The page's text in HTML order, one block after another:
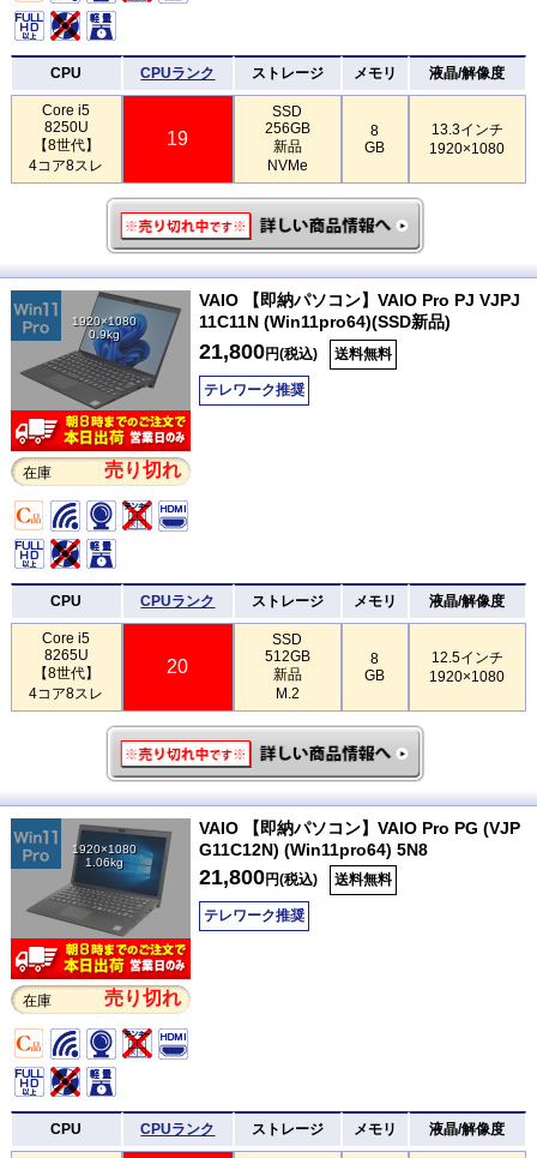
CPU CPUランク ストレージ メモリ 液晶/解像度
Core i5
8250U
【8世代】
4コア8スレ
19
SSD
256GB
新品
NVMe
8
GB
13.3インチ
1920×1080
1920×1080
0.9kg
在庫 売り切れ
VAIO 【即納パソコン】VAIO Pro PJ VJPJ
11C11N (Win11pro64)(SSD新品)
21,800円(税込) 送料無料
テレワーク推奨
CPU CPUランク ストレージ メモリ 液晶/解像度
Core i5
8265U
【8世代】
4コア8スレ
20
SSD
512GB
新品
M.2
8
GB
12.5インチ
1920×1080
1920×1080
1.06kg
在庫 売り切れ
VAIO 【即納パソコン】VAIO Pro PG (VJP
G11C12N) (Win11pro64) 5N8
21,800円(税込) 送料無料
テレワーク推奨
CPU CPUランク ストレージ メモリ 液晶/解像度